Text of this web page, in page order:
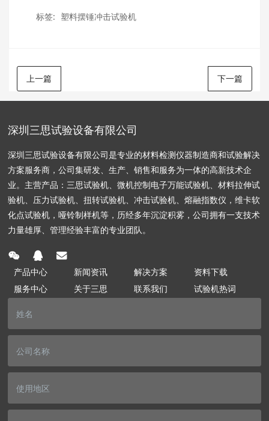
标签: 塑料摆锤冲击试验机
上一篇 下一篇
深圳三思试验设备有限公司
深圳三思试验设备有限公司是专业的材料检测仪器制造商和试验解决
方案服务商，公司集研发、生产、销售和服务为一体的高新技术企
业。主营产品：三思试验机、微机控制电子万能试验机、材料拉伸试
验机、压力试验机、扭转试验机、冲击试验机、熔融指数仪，维卡软
化点试验机，哑铃制样机等，历经多年沉淀积雾，公司拥有一支技术
力量雄厚、管理经验丰富的专业团队。
产品中心 新闻资讯 解决方案
资料下载
服务中心
关于三思 联系我们 试验机热词